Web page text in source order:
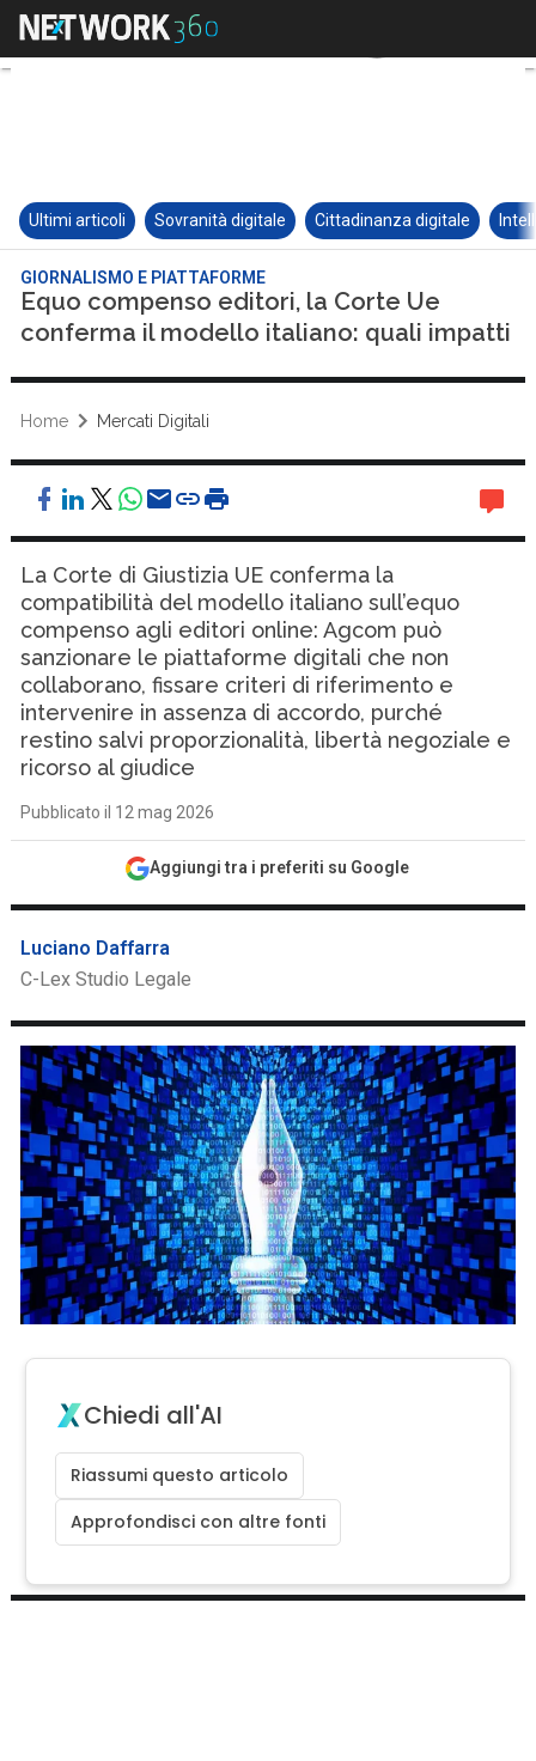
Ultimi articoli Sovranità digitale Cittadinanza digitale
GIORNALISMO E PIATTAFORME
Equo compenso editori, la Corte Ue
conferma il modello italiano: quali impatti
Home Mercati Digitali
La Corte di Giustizia UE conferma la
compatibilità del modello italiano sull’equo
compenso agli editori online: Agcom può
sanzionare le piattaforme digitali che non
collaborano, fissare criteri di riferimento e
intervenire in assenza di accordo, purché
restino salvi proporzionalità, libertà negoziale e
ricorso al giudice
Pubblicato il 12 mag 2026
Aggiungi tra i preferiti su Google
Luciano Daffarra
C-Lex Studio Legale
Chiedi all'AI
Riassumi questo articolo
Approfondisci con altre fonti